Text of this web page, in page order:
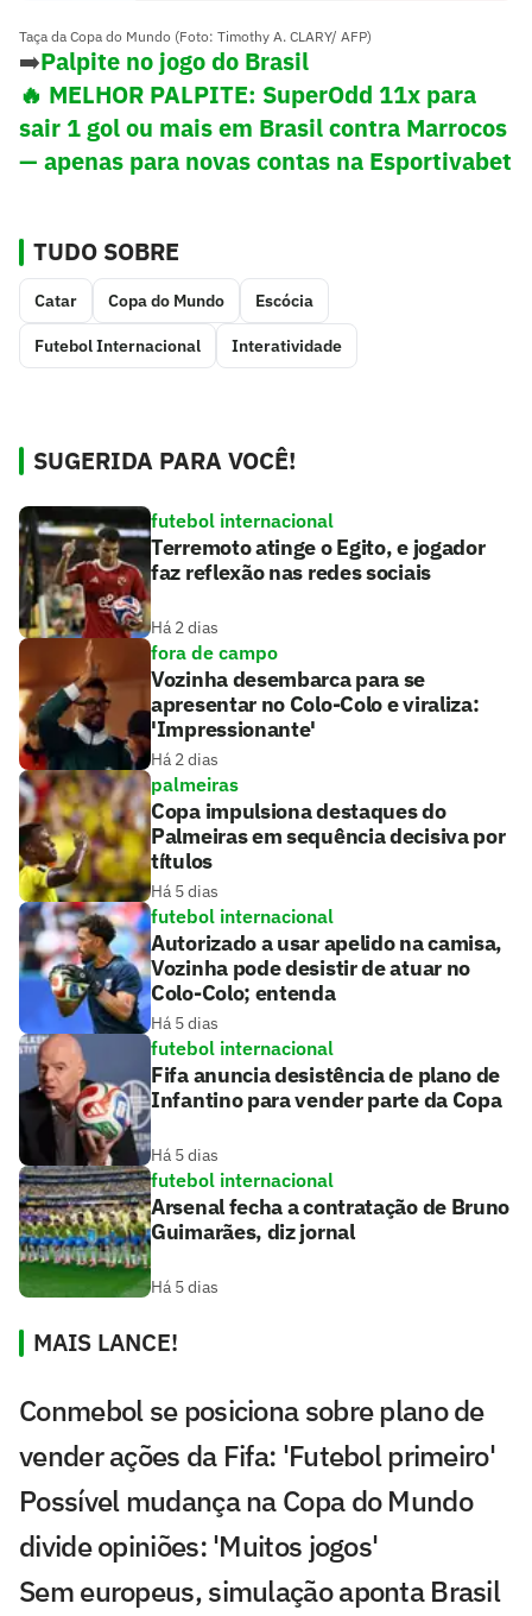
Taça da Copa do Mundo (Foto: Timothy A. CLARY/ AFP)
➡️Palpite no jogo do Brasil
🔥 MELHOR PALPITE: SuperOdd 11x para
sair 1 gol ou mais em Brasil contra Marrocos
— apenas para novas contas na Esportivabet
TUDO SOBRE
Catar Copa do Mundo Escócia
Futebol Internacional Interatividade
SUGERIDA PARA VOCÊ!
futebol internacional
Terremoto atinge o Egito, e jogador
faz reflexão nas redes sociais
Há 2 dias
fora de campo
Vozinha desembarca para se
apresentar no Colo-Colo e viraliza:
'Impressionante'
Há 2 dias
palmeiras
Copa impulsiona destaques do
Palmeiras em sequência decisiva por
títulos
Há 5 dias
futebol internacional
Autorizado a usar apelido na camisa,
Vozinha pode desistir de atuar no
Colo-Colo; entenda
Há 5 dias
futebol internacional
Fifa anuncia desistência de plano de
Infantino para vender parte da Copa
Há 5 dias
futebol internacional
Arsenal fecha a contratação de Bruno
Guimarães, diz jornal
Há 5 dias
MAIS LANCE!
Conmebol se posiciona sobre plano de
vender ações da Fifa: 'Futebol primeiro'
Possível mudança na Copa do Mundo
divide opiniões: 'Muitos jogos'
Sem europeus, simulação aponta Brasil